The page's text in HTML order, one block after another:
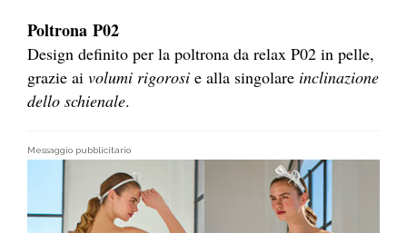
Poltrona P02
Design definito per la poltrona da relax P02 in pelle,
grazie ai volumi rigorosi e alla singolare inclinazione
dello schienale.
Messaggio pubblicitario